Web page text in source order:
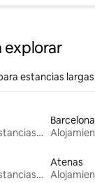
explorar
estancias largas
Alojamientos para estancias largas
Barcelona
Alojamientos para estancias largas
Atenas